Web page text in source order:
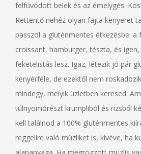
felfúvódott belek és az émelygés.
Rettentő nehéz olyan fajta kenyeret
passzol a gluténmentes étkezésbe: a
croissant, hamburger, tészta, és
feketelistás lesz. Igaz, létezik jó pár
kenyérféle, de ezektől nem
mindegy, melyik üzletben keresed.
túlnyomórészt krumpliból és rizsből
kell találnod a 100% gluténmentes
reggelire való müzliket is, kivéve, ha